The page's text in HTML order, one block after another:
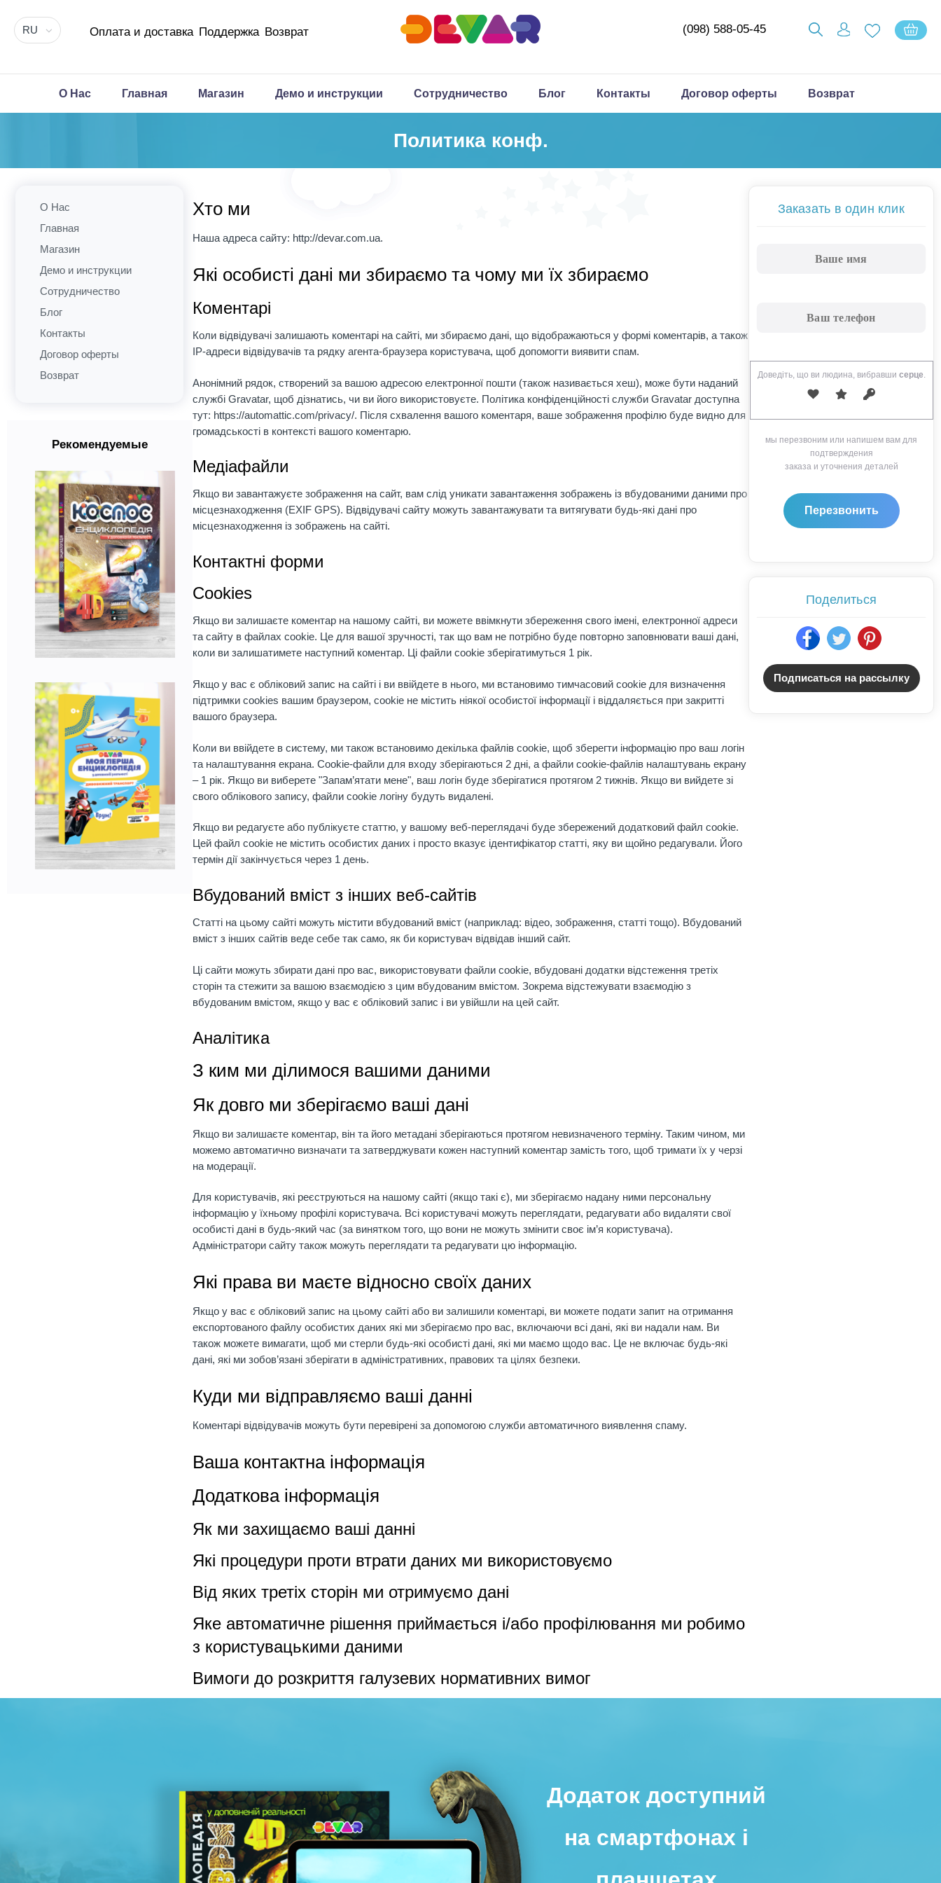
RU Оплата и доставка Поддержка Возврат (098) 588-05-45
О Нас Главная Магазин Демо и инструкции Сотрудничество Блог Контакты Договор оферты Возврат
Политика конф.
О Нас
Главная
Магазин
Демо и инструкции
Сотрудничество
Блог
Контакты
Договор оферты
Возврат
Рекомендуемые
Хто ми
Наша адреса сайту: http://devar.com.ua.
Які особисті дані ми збираємо та чому ми їх збираємо
Коментарі
Коли відвідувачі залишають коментарі на сайті, ми збираємо дані, що відображаються у формі коментарів, а також
IP-адреси відвідувачів та рядку агента-браузера користувача, щоб допомогти виявити спам.
Анонімний рядок, створений за вашою адресою електронної пошти (також називається хеш), може бути наданий
службі Gravatar, щоб дізнатись, чи ви його використовуєте. Політика конфіденційності служби Gravatar доступна
тут: https://automattic.com/privacy/. Після схвалення вашого коментаря, ваше зображення профілю буде видно для
громадськості в контексті вашого коментарю.
Медіафайли
Якщо ви завантажуєте зображення на сайт, вам слід уникати завантаження зображень із вбудованими даними про
місцезнаходження (EXIF GPS). Відвідувачі сайту можуть завантажувати та витягувати будь-які дані про
місцезнаходження із зображень на сайті.
Контактні форми
Cookies
Якщо ви залишаєте коментар на нашому сайті, ви можете ввімкнути збереження свого імені, електронної адреси
та сайту в файлах cookie. Це для вашої зручності, так що вам не потрібно буде повторно заповнювати ваші дані,
коли ви залишатимете наступний коментар. Ці файли cookie зберігатимуться 1 рік.
Якщо у вас є обліковий запис на сайті і ви ввійдете в нього, ми встановимо тимчасовий cookie для визначення
підтримки cookies вашим браузером, cookie не містить ніякої особистої інформації і віддаляється при закритті
вашого браузера.
Коли ви ввійдете в систему, ми також встановимо декілька файлів cookie, щоб зберегти інформацію про ваш логін
та налаштування екрана. Cookie-файли для входу зберігаються 2 дні, а файли cookie-файлів налаштувань екрану
– 1 рік. Якщо ви виберете "Запам’ятати мене", ваш логін буде зберігатися протягом 2 тижнів. Якщо ви вийдете зі
свого облікового запису, файли cookie логіну будуть видалені.
Якщо ви редагуєте або публікуєте статтю, у вашому веб-переглядачі буде збережений додатковий файл cookie.
Цей файл cookie не містить особистих даних і просто вказує ідентифікатор статті, яку ви щойно редагували. Його
термін дії закінчується через 1 день.
Вбудований вміст з інших веб-сайтів
Статті на цьому сайті можуть містити вбудований вміст (наприклад: відео, зображення, статті тощо). Вбудований
вміст з інших сайтів веде себе так само, як би користувач відвідав інший сайт.
Ці сайти можуть збирати дані про вас, використовувати файли cookie, вбудовані додатки відстеження третіх
сторін та стежити за вашою взаємодією з цим вбудованим вмістом. Зокрема відстежувати взаємодію з
вбудованим вмістом, якщо у вас є обліковий запис і ви увійшли на цей сайт.
Аналітика
З ким ми ділимося вашими даними
Як довго ми зберігаємо ваші дані
Якщо ви залишаєте коментар, він та його метадані зберігаються протягом невизначеного терміну. Таким чином, ми
можемо автоматично визначати та затверджувати кожен наступний коментар замість того, щоб тримати їх у черзі
на модерації.
Для користувачів, які реєструються на нашому сайті (якщо такі є), ми зберігаємо надану ними персональну
інформацію у їхньому профілі користувача. Всі користувачі можуть переглядати, редагувати або видаляти свої
особисті дані в будь-який час (за винятком того, що вони не можуть змінити своє ім’я користувача).
Адміністратори сайту також можуть переглядати та редагувати цю інформацію.
Які права ви маєте відносно своїх даних
Якщо у вас є обліковий запис на цьому сайті або ви залишили коментарі, ви можете подати запит на отримання
експортованого файлу особистих даних які ми зберігаємо про вас, включаючи всі дані, які ви надали нам. Ви
також можете вимагати, щоб ми стерли будь-які особисті дані, які ми маємо щодо вас. Це не включає будь-які
дані, які ми зобов’язані зберігати в адміністративних, правових та цілях безпеки.
Куди ми відправляємо ваші данні
Коментарі відвідувачів можуть бути перевірені за допомогою служби автоматичного виявлення спаму.
Ваша контактна інформація
Додаткова інформація
Як ми захищаємо ваші данні
Які процедури проти втрати даних ми використовуємо
Від яких третіх сторін ми отримуємо дані
Яке автоматичне рішення приймається і/або профілювання ми робимо
з користувацькими даними
Вимоги до розкриття галузевих нормативних вимог
Заказать в один клик
Доведіть, що ви людина, вибравши серце
мы перезвоним или напишем вам для
подтверждения
заказа и уточнения деталей
Поделиться
Подписаться на рассылку
Додаток доступний
на смартфонах і